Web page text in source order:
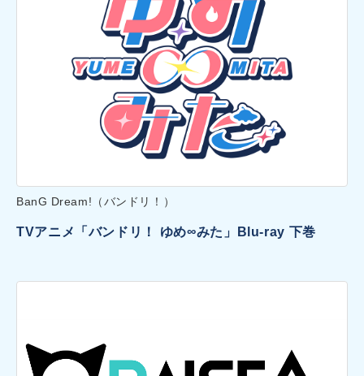
BanG Dream!（バンドリ！）
TVアニメ「バンドリ！ ゆめ∞みた」Blu-ray 下巻